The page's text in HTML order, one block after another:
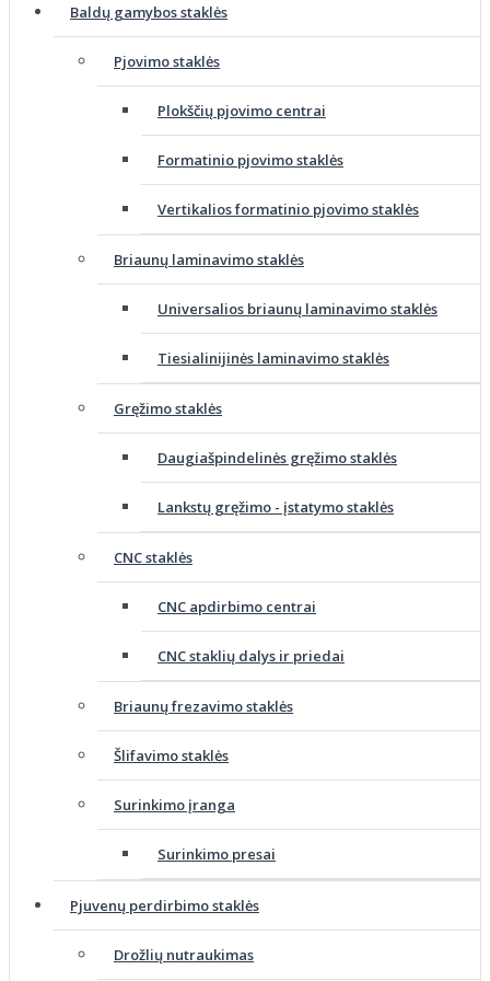
Baldų gamybos staklės
Pjovimo staklės
Plokščių pjovimo centrai
Formatinio pjovimo staklės
Vertikalios formatinio pjovimo staklės
Briaunų laminavimo staklės
Universalios briaunų laminavimo staklės
Tiesialinijinės laminavimo staklės
Gręžimo staklės
Daugiašpindelinės gręžimo staklės
Lankstų gręžimo - įstatymo staklės
CNC staklės
CNC apdirbimo centrai
CNC staklių dalys ir priedai
Briaunų frezavimo staklės
Šlifavimo staklės
Surinkimo įranga
Surinkimo presai
Pjuvenų perdirbimo staklės
Drožlių nutraukimas